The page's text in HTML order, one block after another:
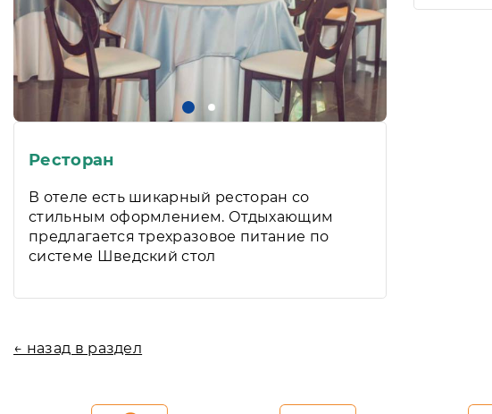
Ресторан
В отеле есть шикарный ресторан со
стильным оформлением. Отдыхающим
предлагается трехразовое питание по
системе Шведский стол
← назад в раздел